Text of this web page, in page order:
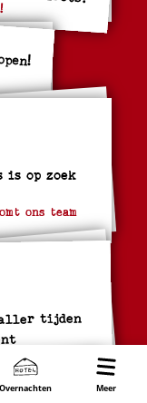
Overnachten Wonen
Meer
is op zoek
ons team
aller tijden